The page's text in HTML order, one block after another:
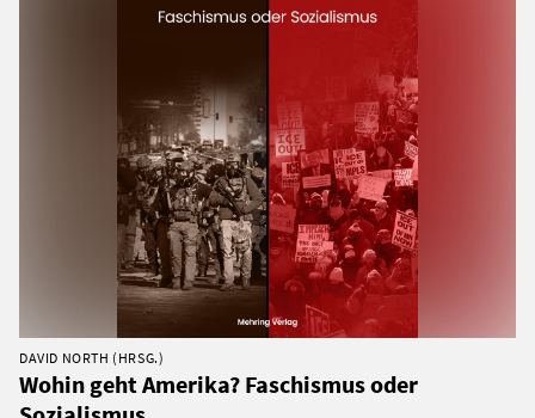
DAVID NORTH (HRSG.)
Wohin geht Amerika? Faschismus oder